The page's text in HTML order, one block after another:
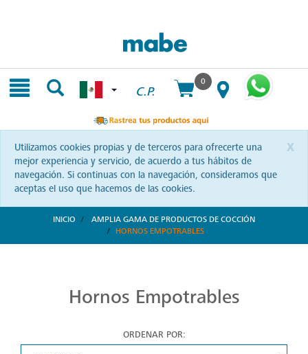
C.P.
0
x
Utilizamos cookies propias y de terceros para ofrecerte una
mejor experiencia y servicio, de acuerdo a tus hábitos de
navegación. Si continuas con la navegación, consideramos que
aceptas el uso que hacemos de las cookies.
INICIO
AMPLIA GAMA DE PRODUCTOS DE COCCIÓN
HORNOS EMPOTRABLES
Hornos Empotrables
ORDENAR POR: